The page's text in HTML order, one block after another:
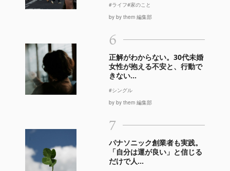
#ライフ#家のこと
by by them 編集部
6
正解がわからない。30代未婚
女性が抱える不安と、行動で
きない...
#シングル
by by them 編集部
7
パナソニック創業者も実践。
「自分は運が良い」と信じる
だけで人...